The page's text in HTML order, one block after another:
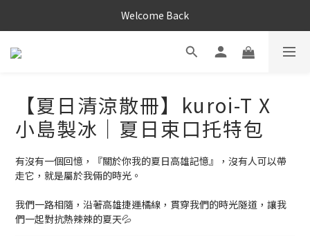
Welcome Back
【夏日清涼散冊】kuroi-T X
小島製冰｜夏日束口托特包
有沒有一個回憶，『關於你我的夏日高雄記憶』，沒有人可以帶
走它，就是屬於我倆的時光。
我們一路相隨，沿著高雄捷運橘線，貫穿我們的時光隧道，讓我
們一起對抗熱辣辣的夏天💦